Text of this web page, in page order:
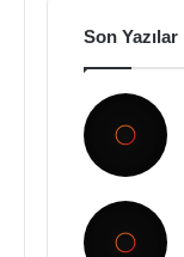
Son Yazılar